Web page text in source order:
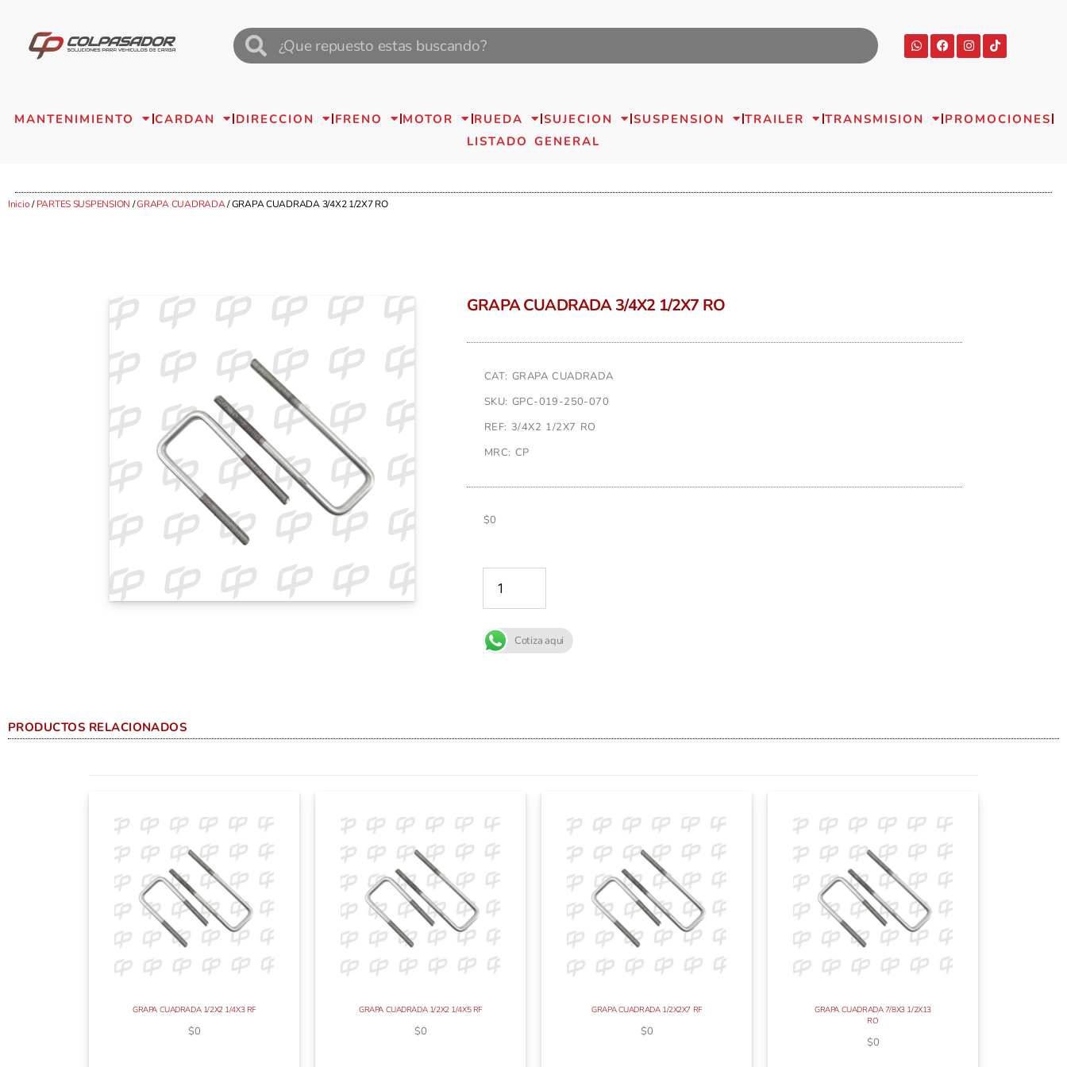
MANTENIMIENTO CARDAN DIRECCION FRENO MOTOR RUEDA SUJECION SUSPENSION TRAILER TRANSMISION
PROMOCIONES
LISTADO GENERAL
Inicio/PARTES SUSPENSION /GRAPA CUADRADA/ GRAPA CUADRADA 3/4X2 1/2X7 RO
GRAPA CUADRADA 3/4X2 1/2X7 RO
CAT: GRAPA CUADRADA
SKU: GPC-019-250-070
REF: 3/4X2 1/2X7 RO
MRC: CP
$0
Cotiza aqui
PRODUCTOS RELACIONADOS
GRAPA CUADRADA 1/2X2 1/4X3 RF
$0
GRAPA CUADRADA 1/2X2 1/4X5 RF
$0
GRAPA CUADRADA 1/2X2X7 RF
$0
GRAPA CUADRADA 7/8X3 1/2X13
RO
$0